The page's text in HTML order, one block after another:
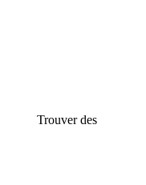
Trouver des